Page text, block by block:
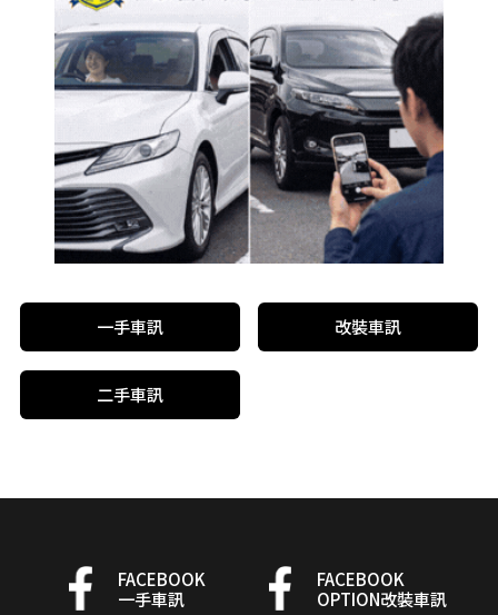
一手車訊 改裝車訊
二手車訊
FACEBOOK
一手車訊
FACEBOOK
OPTION改裝車訊